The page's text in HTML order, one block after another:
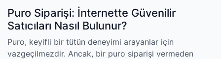
Puro Siparişi: İnternette Güvenilir
Satıcıları Nasıl Bulunur?
Puro, keyifli bir tütün deneyimi arayanlar için
vazgeçilmezdir. Ancak, bir puro siparişi vermeden